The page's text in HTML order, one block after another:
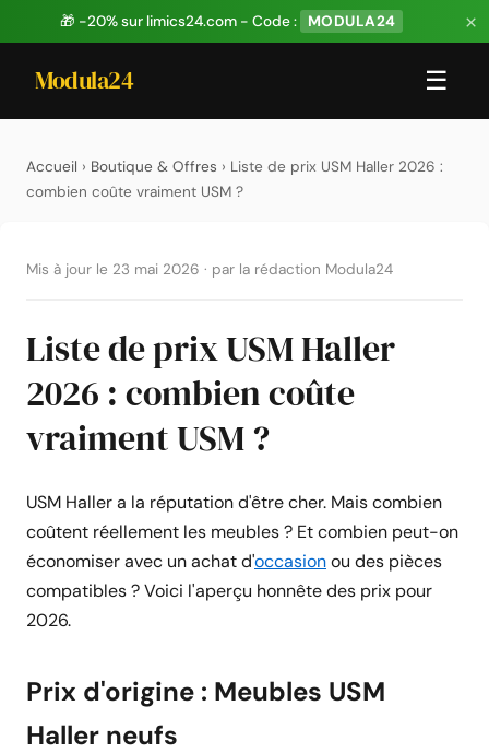
🎁 -20% sur limics24.com - Code : MODULA24 ×
Modula24 ☰
Accueil › Boutique & Offres › Liste de prix USM Haller 2026 :
combien coûte vraiment USM ?
Mis à jour le 23 mai 2026 · par la rédaction Modula24
Liste de prix USM Haller
2026 : combien coûte
vraiment USM ?
USM Haller a la réputation d'être cher. Mais combien
coûtent réellement les meubles ? Et combien peut-on
économiser avec un achat d'occasionou des pièces
compatibles ? Voici l'aperçu honnête des prix pour
2026.
Prix d'origine : Meubles USM
Haller neufs